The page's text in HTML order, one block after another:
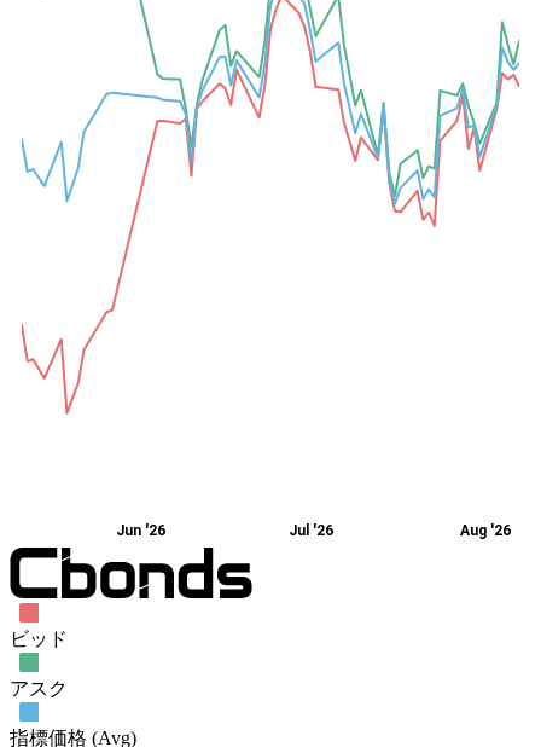
Jun '26 Jul '26 Aug '26
ビッド
アスク
指標価格 (Avg)